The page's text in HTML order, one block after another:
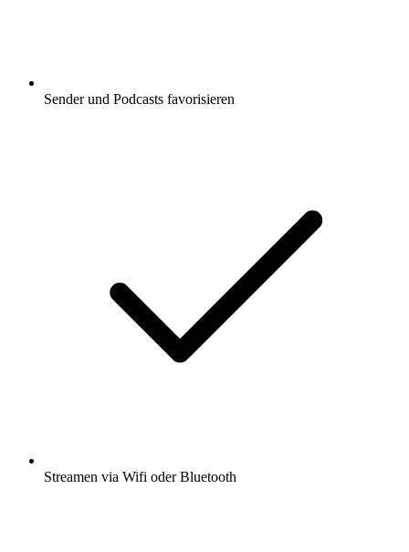
Sender und Podcasts favorisieren
Streamen via Wifi oder Bluetooth